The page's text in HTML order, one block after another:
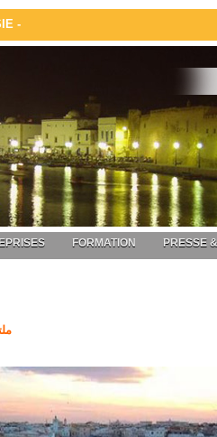
-
FORMATION PRESSE